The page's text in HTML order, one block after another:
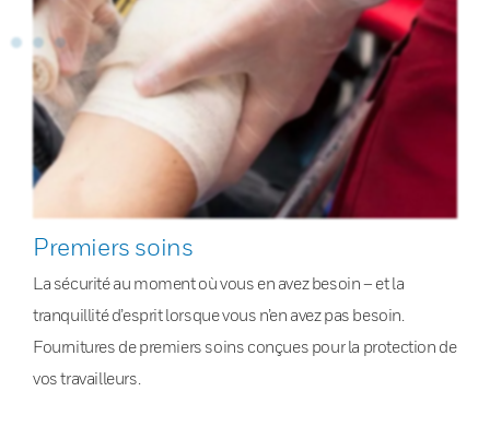
Premiers soins
La sécurité au moment où vous en avez besoin – et la
tranquillité d’esprit lorsque vous n’en avez pas besoin.
Fournitures de premiers soins conçues pour la protection de
vos travailleurs.